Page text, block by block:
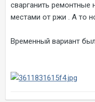
сварганить ремонтные
местами от ржи . А то
Временный вариант